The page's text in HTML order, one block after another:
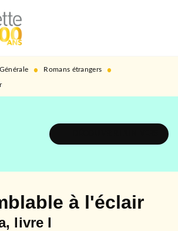
• Romans étrangers •
à l'éclair
livre I